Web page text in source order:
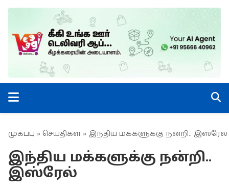
முகப்பு » செய்திகள் » இந்திய மக்களுக்கு நன்றி.. இஸ்ரேல்
இந்திய மக்களுக்கு நன்றி..
இஸ்ரேல்